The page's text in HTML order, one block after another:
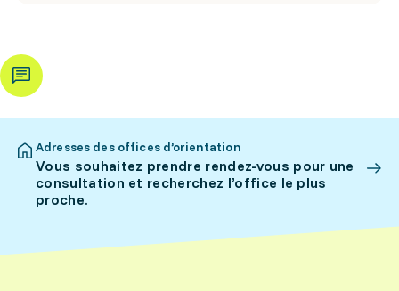
Adresses des offices d’orientation
Vous souhaitez prendre rendez-vous pour une
consultation et recherchez l’office le plus
proche.